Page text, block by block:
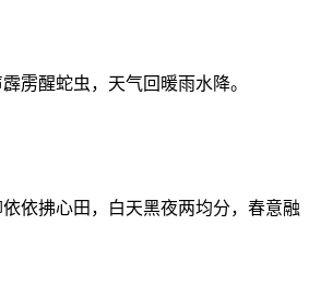
雳醒蛇虫，天气回暖雨水降。
依拂心田，白天黑夜两均分，春意融